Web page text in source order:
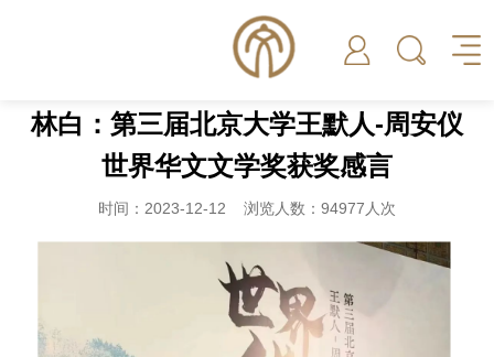
林白：第三届北京大学王默人-周安仪
世界华文文学奖获奖感言
时间：2023-12-12 浏览人数：94977人次